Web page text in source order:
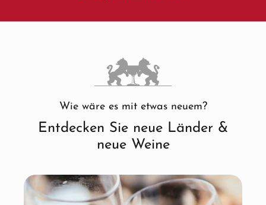
Wie wäre es mit etwas neuem?
Entdecken Sie neue Länder &
neue Weine